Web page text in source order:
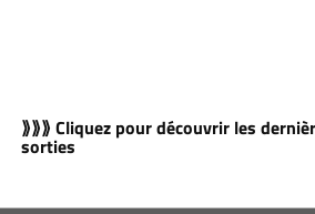
⟫⟫⟫ Cliquez pour découvrir les
sorties